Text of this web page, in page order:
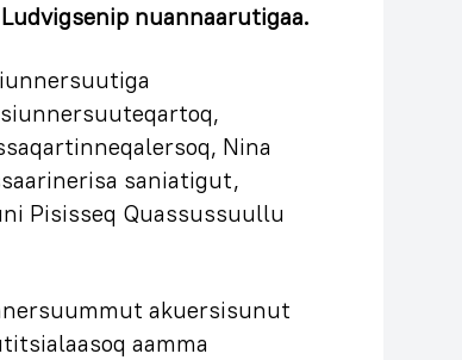
nuannaarutigaa.
Nina
saniatigut,
Pisisseq Quassussuullu
akuersisunut
aamma